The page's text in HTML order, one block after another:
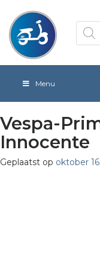
Menu
Vespa-
Innocente
Geplaatst op oktober